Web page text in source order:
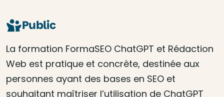
Public
La formation FormaSEO ChatGPT et Rédaction
Web est pratique et concrète, destinée aux
personnes ayant des bases en SEO et
souhaitant maîtriser l’utilisation de ChatGPT